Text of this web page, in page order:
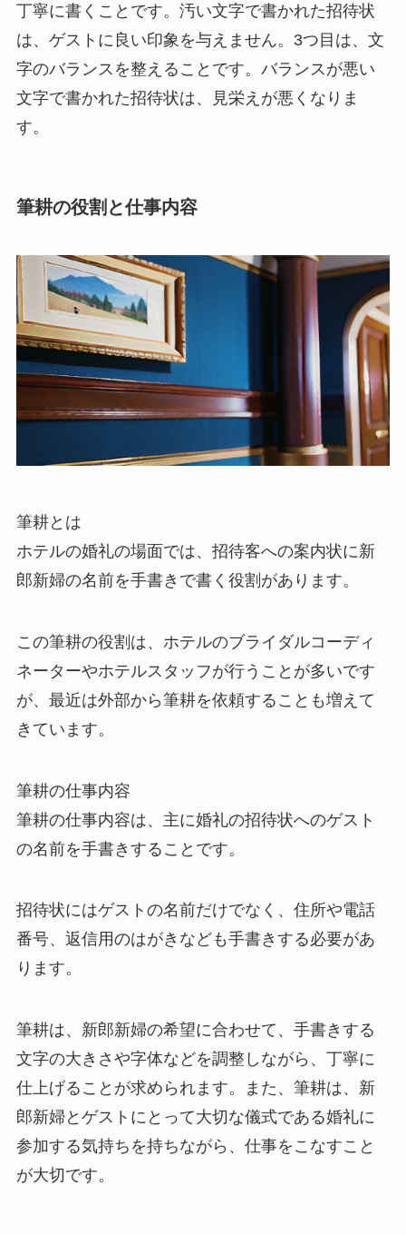
丁寧に書くことです。汚い文字で書かれた招待状
は、ゲストに良い印象を与えません。3つ目は、文
字のバランスを整えることです。バランスが悪い
文字で書かれた招待状は、見栄えが悪くなりま
す。
筆耕の役割と仕事内容
筆耕とは
ホテルの婚礼の場面では、招待客への案内状に新
郎新婦の名前を手書きで書く役割があります。
この筆耕の役割は、ホテルのブライダルコーディ
ネーターやホテルスタッフが行うことが多いです
が、最近は外部から筆耕を依頼することも増えて
きています。
筆耕の仕事内容
筆耕の仕事内容は、主に婚礼の招待状へのゲスト
の名前を手書きすることです。
招待状にはゲストの名前だけでなく、住所や電話
番号、返信用のはがきなども手書きする必要があ
ります。
筆耕は、新郎新婦の希望に合わせて、手書きする
文字の大きさや字体などを調整しながら、丁寧に
仕上げることが求められます。また、筆耕は、新
郎新婦とゲストにとって大切な儀式である婚礼に
参加する気持ちを持ちながら、仕事をこなすこと
が大切です。